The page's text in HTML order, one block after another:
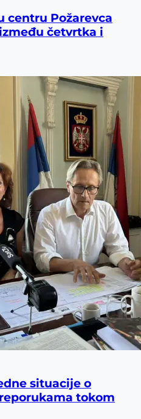
centru Požarevca
četvrtka i
situacije o
tokom